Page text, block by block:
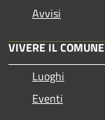
Avvisi
VIVERE IL COMUNE
Luoghi
Eventi